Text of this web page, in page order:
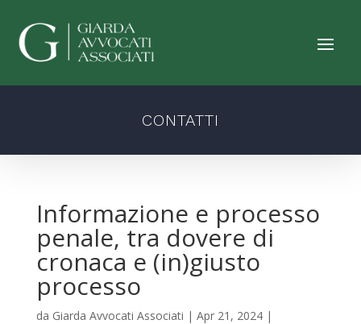
CONTATTI
Informazione e processo
penale, tra dovere di
cronaca e (in)giusto
processo
da Giarda Avvocati Associati | Apr 21, 2024|